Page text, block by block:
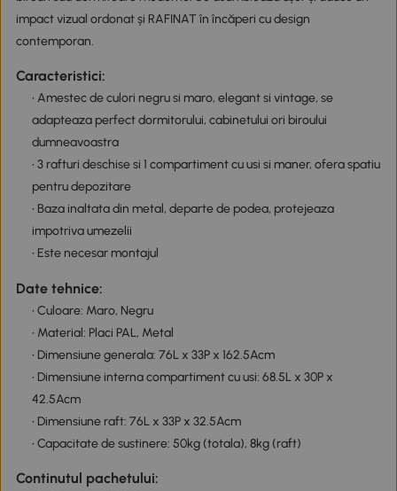
impact vizual ordonat și RAFINAT în încăperi cu design
contemporan.
Caracteristici:
• Amestec de culori negru si maro, elegant si vintage, se
adapteaza perfect dormitorului, cabinetului ori biroului
dumneavoastra
• 3 rafturi deschise si 1 compartiment cu usi si maner, ofera spatiu
pentru depozitare
• Baza inaltata din metal, departe de podea, protejeaza
impotriva umezelii
• Este necesar montajul
Date tehnice:
• Culoare: Maro, Negru
• Material: Placi PAL, Metal
• Dimensiune generala: 76L x 33P x 162.5Acm
• Dimensiune interna compartiment cu usi: 68.5L x 30P x
42.5Acm
• Dimensiune raft: 76L x 33P x 32.5Acm
• Capacitate de sustinere: 50kg (totala), 8kg (raft)
Continutul pachetului: